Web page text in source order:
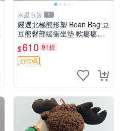
水星百貨 1
嚴選北極熊形塑 Bean Bag 豆
豆熊臀部緩衝坐墊 軟癟癟舒
壓設計 保暖又實用 適合久坐
放松 推薦居家使用 RUSS系
列 豆豆熊屁屁坐墊 3D顆粒結
$610 91折
折扣碼